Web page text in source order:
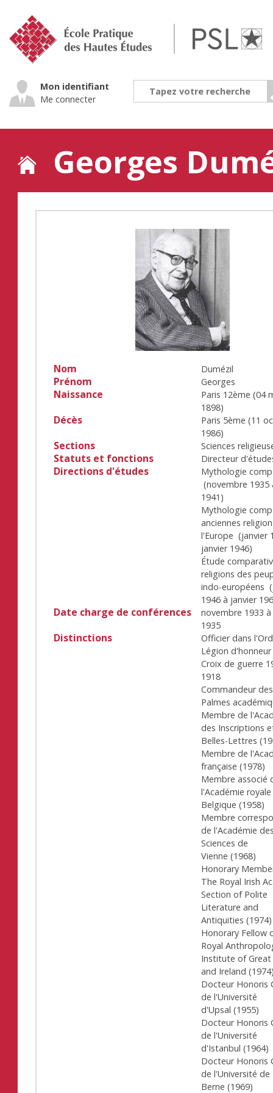
navigation
Mon identifiant
Me connecter
Georges
Back
Nom Dumézil
Prénom Georges
Naissance Paris 12ème (04
1898)
Décès Paris 5ème (11
1986)
Sections Sciences
Statuts et fonctions Directeur
Directions d'études
Mythologie
(novembre 1935
1941 )
Mythologie
anciennes
l'Europe (janvier
janvier 1946)
Étude
religions des
indo-européens (
1946 à janvier
Date charge de conférences novembre 1933
1935
Distinctions
Officier dans
Légion d'honneur
Croix de guerre
1918
Commandeur des
Palmes
Membre de
des Inscriptions
Belles-Lettres (
Membre de
française (1978)
Membre associé
l'Académie
Belgique (1958)
Membre
de l'Académie
Sciences de
Vienne (1968)
Honorary
The Royal Irish
Section of Polite
Literature and
Antiquities (1974)
Honorary Fellow
Royal
Institute of
and Ireland
Docteur Honoris
de l'Université
d'Upsal (1955)
Docteur Honoris
de l'Université
d'Istanbul (1964)
Docteur Honoris
de l'Université de
Berne (1969)